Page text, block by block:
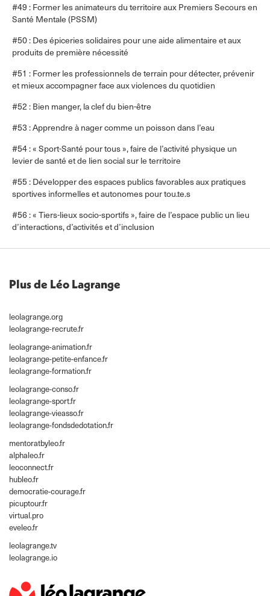
#49 : Former les animateurs du territoire aux Premiers Secours en
Santé Mentale (PSSM)
#50 : Des épiceries solidaires pour une aide alimentaire et aux
produits de première nécessité
#51 : Former les professionnels de terrain pour détecter, prévenir
et mieux accompagner face aux violences du quotidien
#52 : Bien manger, la clef du bien-être
#53 : Apprendre à nager comme un poisson dans l’eau
#54 : « Sport-Santé pour tous », faire de l’activité physique un
levier de santé et de lien social sur le territoire
#55 : Développer des espaces publics favorables aux pratiques
sportives informelles et autonomes pour tou.te.s
#56 : « Tiers-lieux socio-sportifs », faire de l’espace public un lieu
d’interactions, d’activités et d’inclusion
Plus de Léo Lagrange
leolagrange.org
leolagrange-recrute.fr
leolagrange-animation.fr
leolagrange-petite-enfance.fr
leolagrange-formation.fr
leolagrange-conso.fr
leolagrange-sport.fr
leolagrange-vieasso.fr
leolagrange-fondsdedotation.fr
mentoratbyleo.fr
alphaleo.fr
leoconnect.fr
hubleo.fr
democratie-courage.fr
picuptour.fr
virtual.pro
eveleo.fr
leolagrange.tv
leolagrange.io